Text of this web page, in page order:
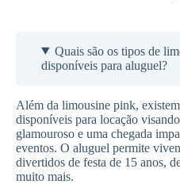
Quais são os tipos de
disponíveis para aluguel?
Além da limousine pink,
disponíveis para locação
glamouroso e uma chegada
eventos. O aluguel permite
divertidos de festa de 15 anos,
muito mais.